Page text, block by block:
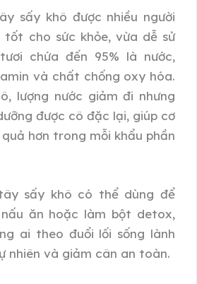
sấy khô được nhiều người
cho sức khỏe, vừa dễ sử
chứa đến 95% là nước,
và chất chống oxy hóa.
lượng nước giảm đi nhưng
được cô đặc lại, giúp cơ
hơn trong mỗi khẩu phần
sấy khô có thể dùng để
ăn hoặc làm bột detox,
ai theo đuổi lối sống lành
nhiên và giảm cân an toàn.